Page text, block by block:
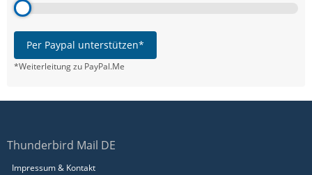
Per Paypal unterstützen*
*Weiterleitung zu PayPal.Me
Thunderbird Mail DE
Impressum & Kontakt